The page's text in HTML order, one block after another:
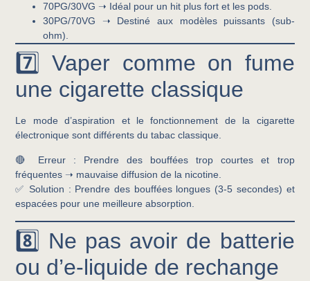
70PG/30VG ➝ Idéal pour un hit plus fort et les pods.
30PG/70VG ➝ Destiné aux modèles puissants (sub-
ohm).
7️⃣ Vaper comme on fume
une cigarette classique
Le mode d’aspiration et le fonctionnement de la cigarette
électronique sont différents du tabac classique.
🔴 Erreur : Prendre des bouffées trop courtes et trop
fréquentes ➝ mauvaise diffusion de la nicotine.
✅ Solution : Prendre des bouffées longues (3-5 secondes) et
espacées pour une meilleure absorption.
8️⃣ Ne pas avoir de batterie
ou d’e-liquide de rechange